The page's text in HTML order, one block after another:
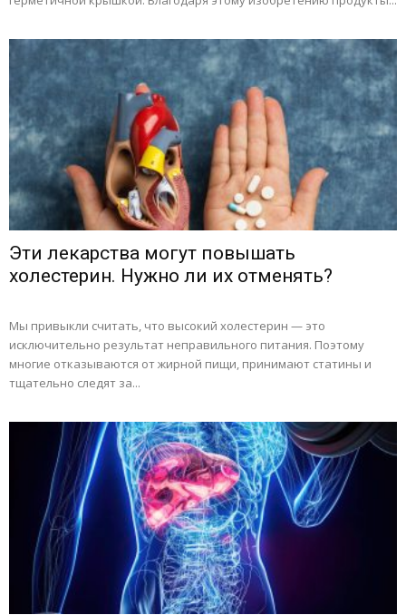
Эти лекарства могут повышать
холестерин. Нужно ли их отменять?
Мы привыкли считать, что высокий холестерин — это
исключительно результат неправильного питания. Поэтому
многие отказываются от жирной пищи, принимают статины и
тщательно следят за...